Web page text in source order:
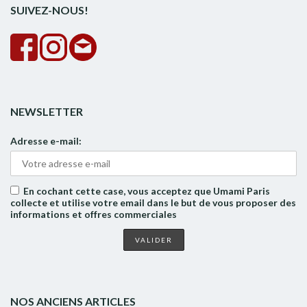
SUIVEZ-NOUS!
NEWSLETTER
Adresse e-mail:
En cochant cette case, vous acceptez que Umami Paris
collecte et utilise votre email dans le but de vous proposer des
informations et offres commerciales
NOS ANCIENS ARTICLES